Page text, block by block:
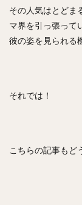
その人気はとどま
マ界を引っ張って
彼の姿を見られる
それでは！
こちらの記事もど